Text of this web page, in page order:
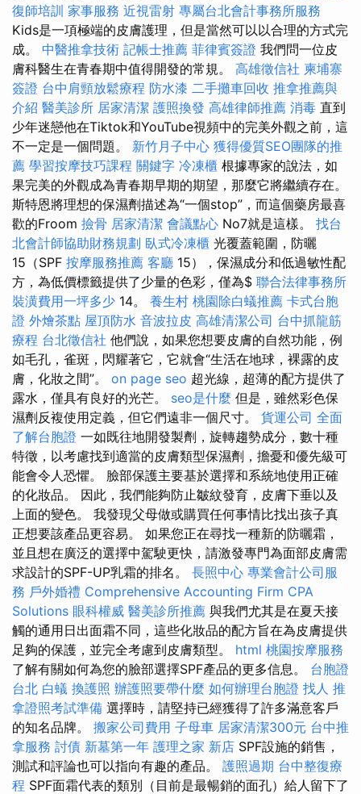
復師培訓 家事服務 近視雷射 專屬台北會計事務所服務
Kids是一項極端的皮膚護理，但是當然可以以合理的方式完
成。 中醫推拿技術 記帳士推薦 菲律賓簽證 我們問一位皮
膚科醫生在青春期中值得開發的常規。 高雄徵信社 柬埔寨
簽證 台中肩頸放鬆療程 防水漆 二手攤車回收 推拿推薦與
介紹 醫美診所 居家清潔 護照換發 高雄律師推薦 消毒 直到
少年迷戀他在Tiktok和YouTube視頻中的完美外觀之前，這
不一定是一個問題。 新竹月子中心 獲得優質SEO團隊的推
薦 學習按摩技巧課程 關鍵字 冷凍櫃 根據專家的說法，如
果完美的外觀成為青春期早期的期望，那麼它將繼續存在。
斯特恩將理想的保濕劑描述為“一個stop”，而這個藥房最喜
歡的Froom 撿骨 居家清潔 會議點心 No7就是這樣。 找台
北會計師協助財務規劃 臥式冷凍櫃 光覆蓋範圍，防曬
15（SPF 按摩服務推薦 客廳 15），保濕成分和低過敏性配
方，為低價標籤提供了少量的色彩，僅為$ 聯合法律事務所
裝潢費用一坪多少 14。 養生村 桃園除白蟻推薦 卡式台胞
證 外燴茶點 屋頂防水 音波拉皮 高雄清潔公司 台中抓龍筋
療程 台北徵信社 他們說，如果您想要皮膚的自然功能，例
如毛孔，雀斑，閃耀著它，它就會“生活在地球，裸露的皮
膚，化妝之間”。 on page seo 超光線，超薄的配方提供了
露水，僅具有良好的光芒。 seo是什麼 但是，雖然彩色保
濕劑反複使用定義，但它們遠非一個尺寸。 貨運公司 全面
了解台胞證 一如既往地開發製劑，旋轉趨勢成分，數十種
特徵，以考慮找到適當的皮膚類型保濕劑，擔憂和優先級可
能會令人恐懼。 臉部保護主要基於選擇和系統地使用正確
的化妝品。 因此，我們能夠防止皺紋發育，皮膚下垂以及
上面的變色。 我發現父母做或購買任何事情比找出孩子真
正想要該產品更容易。 如果您正在尋找一種新的防曬霜，
並且想在廣泛的選擇中駕駛更快，請激發專門為面部皮膚需
求設計的SPF-UP乳霜的排名。 長照中心 專業會計公司服
務 戶外婚禮 Comprehensive Accounting Firm CPA
Solutions 眼科權威 醫美診所推薦 與我們尤其是在夏天接
觸的通用日出面霜不同，這些化妝品的配方旨在為皮膚提供
足夠的保護，並完全考慮到皮膚類型。 html 桃園按摩服務
了解有關如何為您的臉部選擇SPF產品的更多信息。 台胞證
台北 白蟻 換護照 辦護照要帶什麼 如何辦理台胞證 找人 推
拿證照考試準備 選擇時，請堅持已經獲得了許多滿意客戶
的知名品牌。 搬家公司費用 子母車 居家清潔300元 台中推
拿服務 討債 新墓第一年 護理之家 新店 SPF設施的銷售，
測試和評論也可以指向有趣的產品。 護照過期 台中整復療
程 SPF面霜代表的類別（目前是最暢銷的面孔）給人留下了